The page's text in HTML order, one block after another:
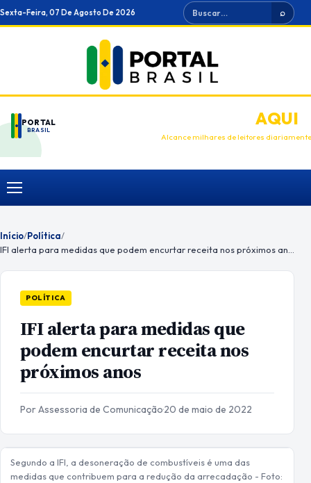
Ir
para
Sexta-Feira, 07 De Agosto De 2026 Buscar ⌕
PORTAL
BRASIL
ANUNCIEAQUI
Alcance milhares de leitores diariamente
Menu
Início/Política/
POLÍTICA
IFI alerta para medidas que
podem encurtar receita nos
próximos anos
Por Assessoria de Comunicação·20 de maio de 2022
Segundo a IFI, a desoneração de combustíveis é uma das
medidas que contribuem para a redução da arrecadação - Foto: